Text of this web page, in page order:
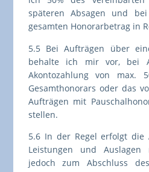
späteren Absagen und
gesamten Honorarbetrag in
5.5 Bei Aufträgen über
behalte ich mir vor, bei
Akontozahlung von max.
Gesamthonorars oder das
Aufträgen mit
stellen.
5.6 In der Regel erfolgt die
Leistungen und Auslagen
jedoch zum Abschluss